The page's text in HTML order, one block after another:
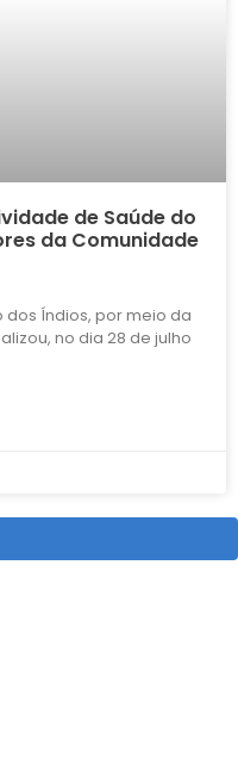
de Saúde do
da Comunidade
dos Índios, por meio da
no dia 28 de julho